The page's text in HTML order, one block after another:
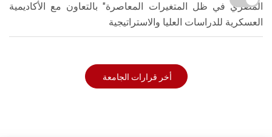
المصري في ظل المتغيرات المعاصرة" بالتعاون مع الأكاديمية
العسكرية للدراسات العليا والاستراتيجية
أخر قرارات الجامعة